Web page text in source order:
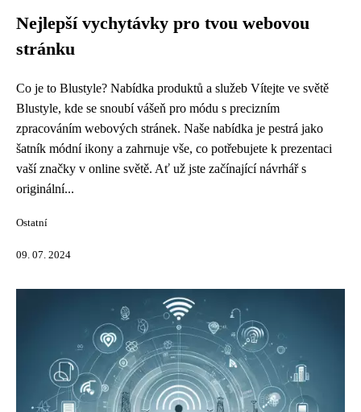
Nejlepší vychytávky pro tvou webovou
stránku
Co je to Blustyle? Nabídka produktů a služeb Vítejte ve světě
Blustyle, kde se snoubí vášeň pro módu s precizním
zpracováním webových stránek. Naše nabídka je pestrá jako
šatník módní ikony a zahrnuje vše, co potřebujete k prezentaci
vaší značky v online světě. Ať už jste začínající návrhář s
originální...
Ostatní
09. 07. 2024